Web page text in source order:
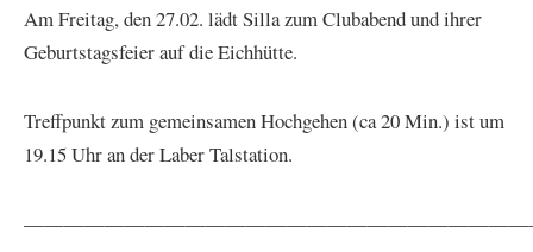
Am Freitag, den 27.02. lädt Silla zum Clubabend und ihrer
Geburtstagsfeier auf die Eichhütte.
Treffpunkt zum gemeinsamen Hochgehen (ca 20 Min.) ist um
19.15 Uhr an der Laber Talstation.